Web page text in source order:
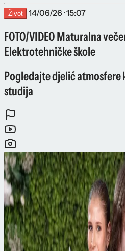
Život 14/06/26 · 15:07
FOTO/VIDEO Maturalna
Elektrotehničke škole
Pogledajte djelić
studija